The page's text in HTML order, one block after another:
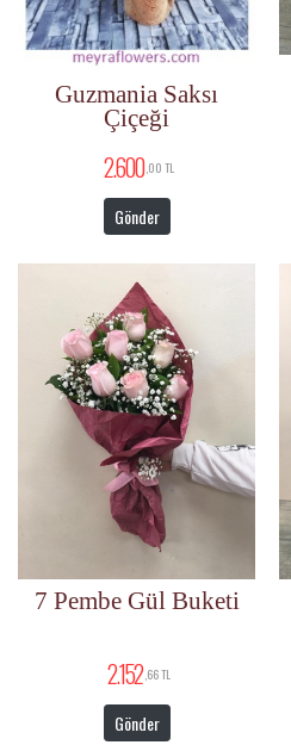
Guzmania Saksı
Çiçeği
2.600 ,00 TL
Gönder
7 Pembe Gül Buketi
2.152 ,66 TL
Gönder